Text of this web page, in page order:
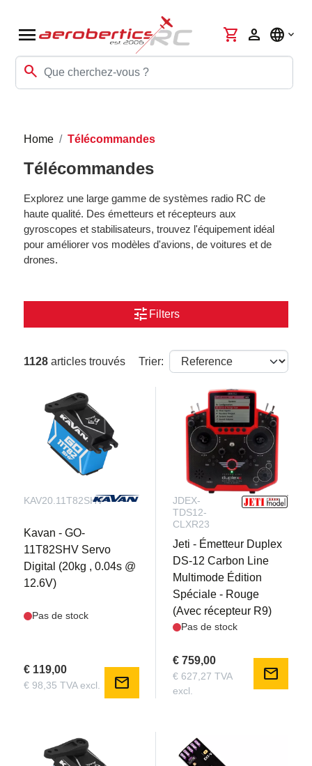
menu
search
shopping_cart person language
Home Télécommandes
Télécommandes
Explorez une large gamme de systèmes radio RC de
haute qualité. Des émetteurs et récepteurs aux
gyroscopes et stabilisateurs, trouvez l'équipement idéal
pour améliorer vos modèles d'avions, de voitures et de
drones.
tune Filters
1128 articles trouvés Trier:
KAV20.11T82SHV
Kavan - GO-
11T82SHV Servo
Digital (20kg , 0.04s @
12.6V)
Pas de stock
€ 119,00
€ 98,35 TVA excl. mail
JDEX-
TDS12-
CLXR23
Jeti - Émetteur Duplex
DS-12 Carbon Line
Multimode Édition
Spéciale - Rouge
(Avec récepteur R9)
Pas de stock
€ 759,00
€ 627,27 TVA
excl.
mail